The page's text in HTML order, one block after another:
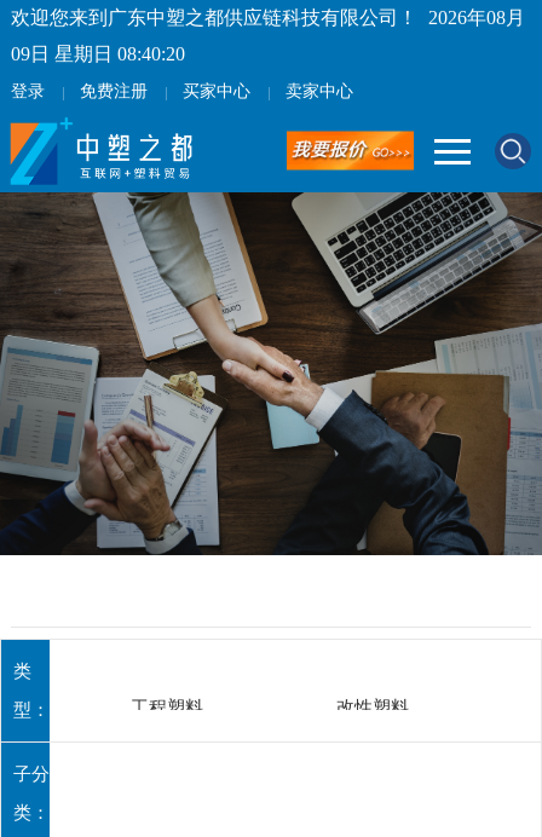
欢迎您来到广东中塑之都供应链科技有限公司！
2026年08月
09日 星期日 08:40:20
登录 免费注册 买家中心 卖家中心
类
型：
工程塑料 改性塑料
子分
类：